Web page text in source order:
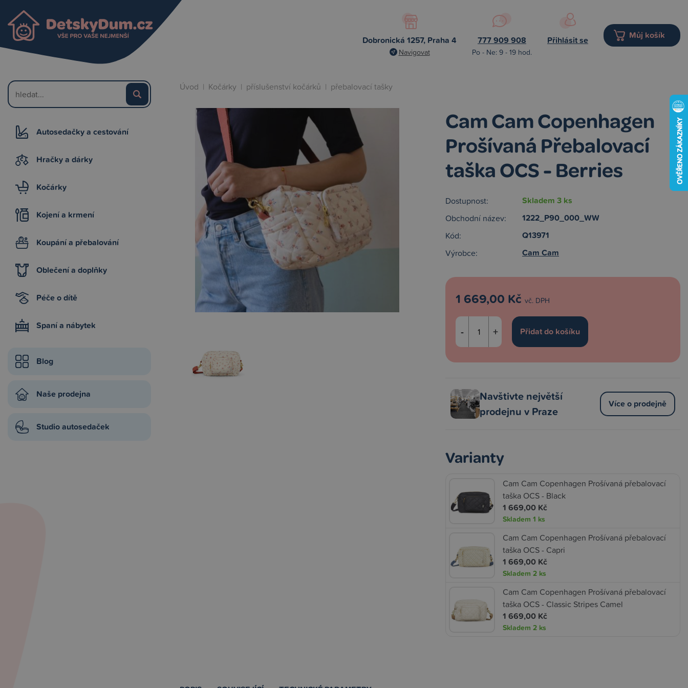
Dobronická 1257, Praha 4
Navigovat
777 909 908
Po - Ne: 9 - 19 hod.
Přihlásit se Můj košík
Autosedačky a cestování
Hračky a dárky
Kočárky
Kojení a krmení
Koupání a přebalování
Oblečení a doplňky
Péče o dítě
Spaní a nábytek
Blog
Naše prodejna
Studio autosedaček
Úvod | Kočárky | příslušenství kočárků | přebalovací tašky
Cam Cam Copenhagen
Prošívaná Přebalovací
taška OCS - Berries
Dostupnost: Skladem 3 ks
Obchodní název: 1222_P90_000_WW
Kód: Q13971
Výrobce: Cam Cam
1 669,00 Kč vč. DPH
- +
Navštivte největší
prodejnu v Praze
Více o prodejně
Varianty
Cam Cam Copenhagen Prošívaná přebalovací
taška OCS - Black
1 669,00 Kč
Skladem 1 ks
Cam Cam Copenhagen Prošívaná přebalovací
taška OCS - Capri
1 669,00 Kč
Skladem 2 ks
Cam Cam Copenhagen Prošívaná přebalovací
taška OCS - Classic Stripes Camel
1 669,00 Kč
Skladem 2 ks